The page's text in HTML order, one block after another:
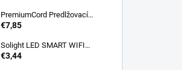
P300P256GM28
PremiumCord Predlžovací
kábel - sieť 230V, IEC 320 C13
€7,85
Solight LED SMART WIFI
žiarovka, GU10, 5W, RGB,
€3,44